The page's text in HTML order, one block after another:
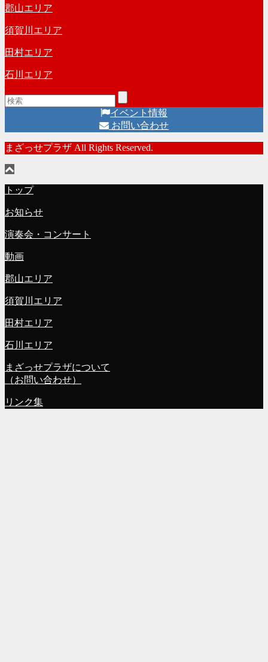
郡山エリア
須賀川エリア
田村エリア
石川エリア
イベント情報
お問い合わせ
まざっせプラザ All Rights Reserved.
トップ
お知らせ
演奏会・コンサート
動画
郡山エリア
須賀川エリア
田村エリア
石川エリア
まざっせプラザについて
（お問い合わせ）
リンク集